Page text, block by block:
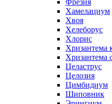
Фрезия
Хамелациум
Хвоя
Хелеборус
Хлорис
Хризантема
Хризантема
Целаструс
Целозия
Цимбидиум
Шиповник